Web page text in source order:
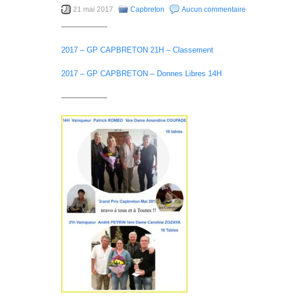
21 mai 2017 Capbreton Aucun commentaire
——————
2017 – GP CAPBRETON 21H – Classement
2017 – GP CAPBRETON – Donnes Libres 14H
——————